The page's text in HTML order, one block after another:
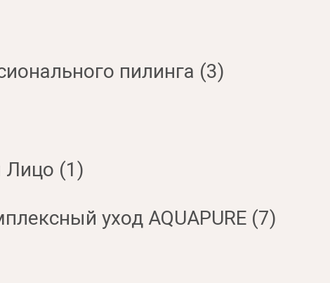
пилинга (3)
Лицо (1)
уход AQUAPURE (7)